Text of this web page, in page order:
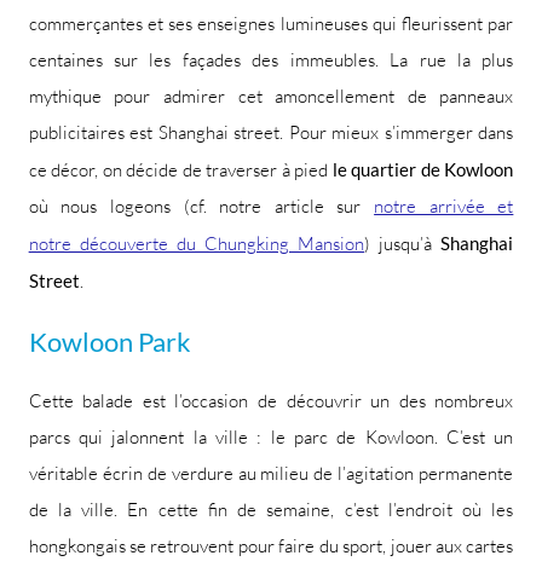
commerçantes et ses enseignes lumineuses qui fleurissent par
centaines sur les façades des immeubles. La rue la plus
mythique pour admirer cet amoncellement de panneaux
publicitaires est Shanghai street. Pour mieux s’immerger dans
ce décor, on décide de traverser à pied le quartier de Kowloon
où nous logeons (cf. notre article sur notre arrivée et
notre découverte du Chungking Mansion) jusqu’àShanghai
Street.
Kowloon Park
Cette balade est l’occasion de découvrir un des nombreux
parcs qui jalonnent la ville : le parc de Kowloon. C’est un
véritable écrin de verdure au milieu de l’agitation permanente
de la ville. En cette fin de semaine, c’est l’endroit où les
hongkongais se retrouvent pour faire du sport, jouer aux cartes